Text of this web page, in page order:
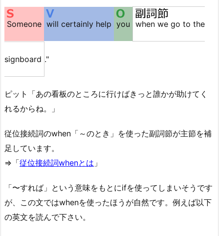
Someone will certainly help you when we go to the
signboard ."
ピット「あの看板のところに行けばきっと誰かが助けてく
れるからね。」
従位接続詞のwhen「～のとき」を使った副詞節が主節を補
足しています。
⇒「従位接続詞whenとは 」
「〜すれば」という意味をもとにifを使ってしまいそうです
が、この文ではwhenを使ったほうが自然です。例えば以下
の英文を読んで下さい。